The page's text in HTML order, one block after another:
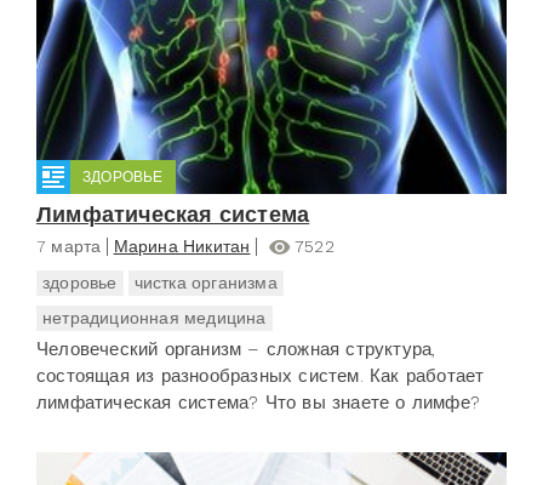
ЗДОРОВЬЕ
Лимфатическая система
7 марта Марина Никитан
7522
здоровье
чистка организма
нетрадиционная медицина
Человеческий организм – сложная структура,
состоящая из разнообразных систем. Как работает
лимфатическая система? Что вы знаете о лимфе?